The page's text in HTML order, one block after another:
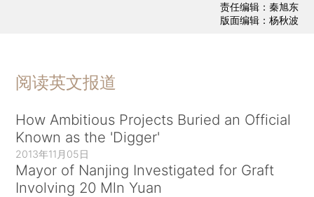
责任编辑：秦旭东
版面编辑：杨秋波
阅读英文报道
How Ambitious Projects Buried an Official
Known as the 'Digger'
2013年11月05日
Mayor of Nanjing Investigated for Graft
Involving 20 Mln Yuan